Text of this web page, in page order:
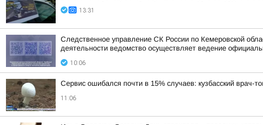
13:31
Следственное управление СК России по Кемеровской
деятельности ведомство осуществляет ведение
10:06
Сервис ошибался почти в 15% случаев: кузбасский врач-
11:06